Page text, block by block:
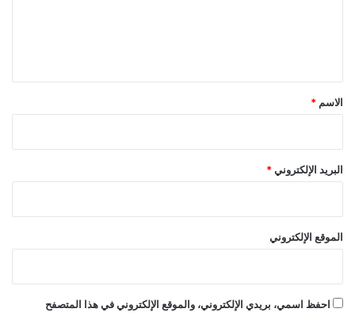
*
الاسم *
البريد الإلكتروني *
الموقع الإلكتروني
احفظ اسمي، بريدي الإلكتروني، والموقع الإلكتروني في هذا المتصفح